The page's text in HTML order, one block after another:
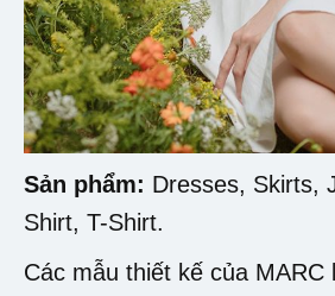
Sản phẩm: Dresses, Skirts,
Shirt, T-Shirt.
Các mẫu thiết kế của MARC